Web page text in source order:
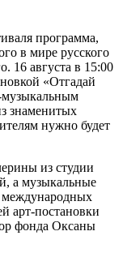
программа,
в мире русского
16 августа в 15:00
«Отгадай
музыкальным
знаменитых
нужно будет
из студии
а музыкальные
международных
арт-постановки
фонда Оксаны